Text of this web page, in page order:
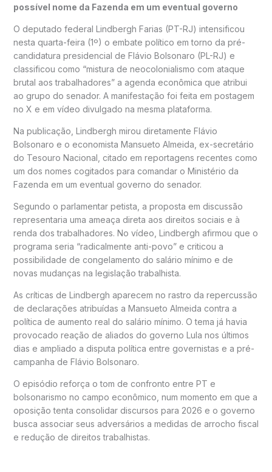
possível nome da Fazenda em um eventual governo
O deputado federal Lindbergh Farias (PT-RJ) intensificou
nesta quarta-feira (1º) o embate político em torno da pré-
candidatura presidencial de Flávio Bolsonaro (PL-RJ) e
classificou como “mistura de neocolonialismo com ataque
brutal aos trabalhadores” a agenda econômica que atribui
ao grupo do senador. A manifestação foi feita em postagem
no X e em vídeo divulgado na mesma plataforma.
Na publicação, Lindbergh mirou diretamente Flávio
Bolsonaro e o economista Mansueto Almeida, ex-secretário
do Tesouro Nacional, citado em reportagens recentes como
um dos nomes cogitados para comandar o Ministério da
Fazenda em um eventual governo do senador.
Segundo o parlamentar petista, a proposta em discussão
representaria uma ameaça direta aos direitos sociais e à
renda dos trabalhadores. No vídeo, Lindbergh afirmou que o
programa seria “radicalmente anti-povo” e criticou a
possibilidade de congelamento do salário mínimo e de
novas mudanças na legislação trabalhista.
As críticas de Lindbergh aparecem no rastro da repercussão
de declarações atribuídas a Mansueto Almeida contra a
política de aumento real do salário mínimo. O tema já havia
provocado reação de aliados do governo Lula nos últimos
dias e ampliado a disputa política entre governistas e a pré-
campanha de Flávio Bolsonaro.
O episódio reforça o tom de confronto entre PT e
bolsonarismo no campo econômico, num momento em que a
oposição tenta consolidar discursos para 2026 e o governo
busca associar seus adversários a medidas de arrocho fiscal
e redução de direitos trabalhistas.